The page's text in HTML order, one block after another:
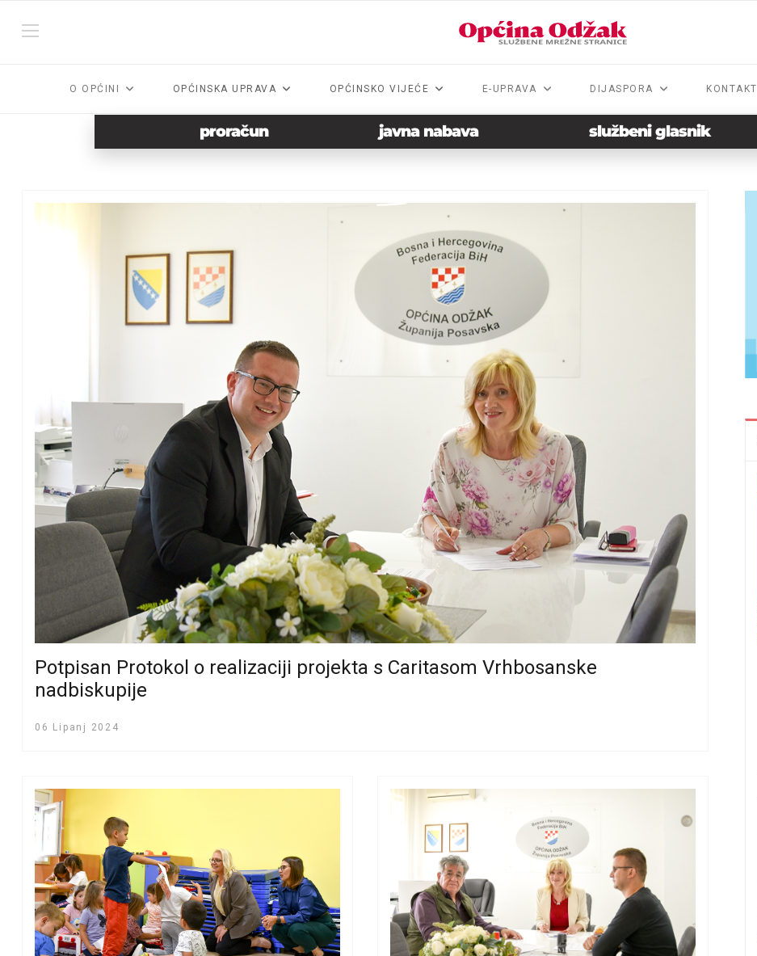
O OPĆINI OPĆINSKA UPRAVA OPĆINSKO VIJEĆE E-UPRAVA DIJASPORA KONTAKT
proračun javna nabava službeni glasnik
Potpisan Protokol o realizaciji projekta s Caritasom Vrhbosanske
nadbiskupije
06 Lipanj 2024